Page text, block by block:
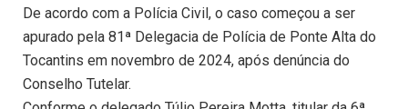
De acordo com a Polícia Civil, o caso começou a ser
apurado pela 81ª Delegacia de Polícia de Ponte Alta do
Tocantins em novembro de 2024, após denúncia do
Conselho Tutelar.